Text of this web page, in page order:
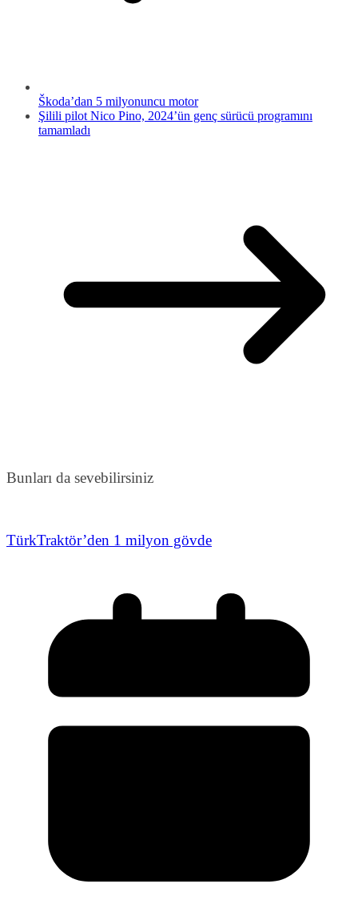
Škoda’dan 5 milyonuncu motor
Şilili pilot Nico Pino, 2024’ün genç sürücü programını
tamamladı
Bunları da sevebilirsiniz
TürkTraktör’den 1 milyon gövde